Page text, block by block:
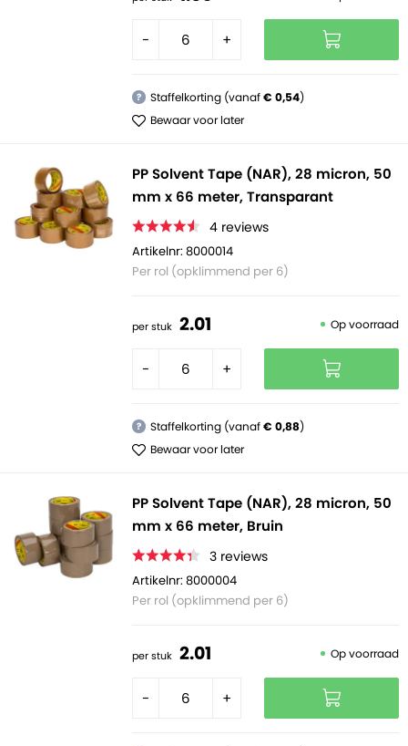
- +
? Staffelkorting (vanaf€ 0,54)
Bewaar voor later
PP Solvent Tape (NAR), 28 micron, 50
mm x 66 meter, Transparant
4 reviews
Artikelnr: 8000014
Per rol (opklimmend per 6)
per stuk 2.01 Op voorraad
- +
? Staffelkorting (vanaf€ 0,88)
Bewaar voor later
PP Solvent Tape (NAR), 28 micron, 50
mm x 66 meter, Bruin
3 reviews
Artikelnr: 8000004
Per rol (opklimmend per 6)
per stuk 2.01 Op voorraad
- +